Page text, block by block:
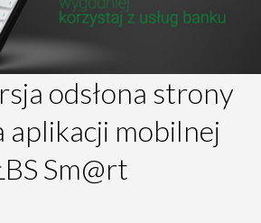
odsłona strony
aplikacji mobilnej
Sm@rt